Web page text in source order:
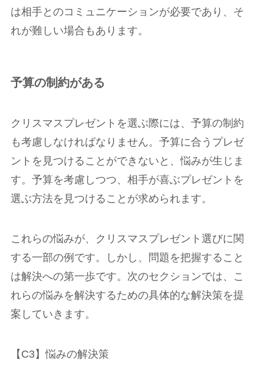
は相手とのコミュニケーションが必要であり、そ
れが難しい場合もあります。
予算の制約がある
クリスマスプレゼントを選ぶ際には、予算の制約
も考慮しなければなりません。予算に合うプレゼ
ントを見つけることができないと、悩みが生じま
す。予算を考慮しつつ、相手が喜ぶプレゼントを
選ぶ方法を見つけることが求められます。
これらの悩みが、クリスマスプレゼント選びに関
する一部の例です。しかし、問題を把握すること
は解決への第一歩です。次のセクションでは、こ
れらの悩みを解決するための具体的な解決策を提
案していきます。
【C3】悩みの解決策